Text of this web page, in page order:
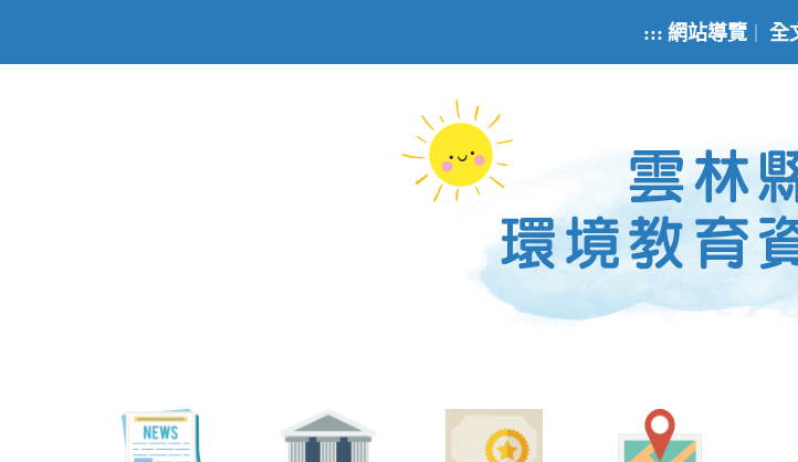
::: 網站導覽 全